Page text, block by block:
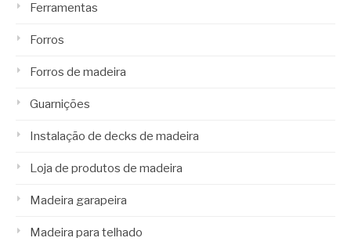
Ferramentas
Forros
Forros de madeira
Guarnições
Instalação de decks de madeira
Loja de produtos de madeira
Madeira garapeira
Madeira para telhado